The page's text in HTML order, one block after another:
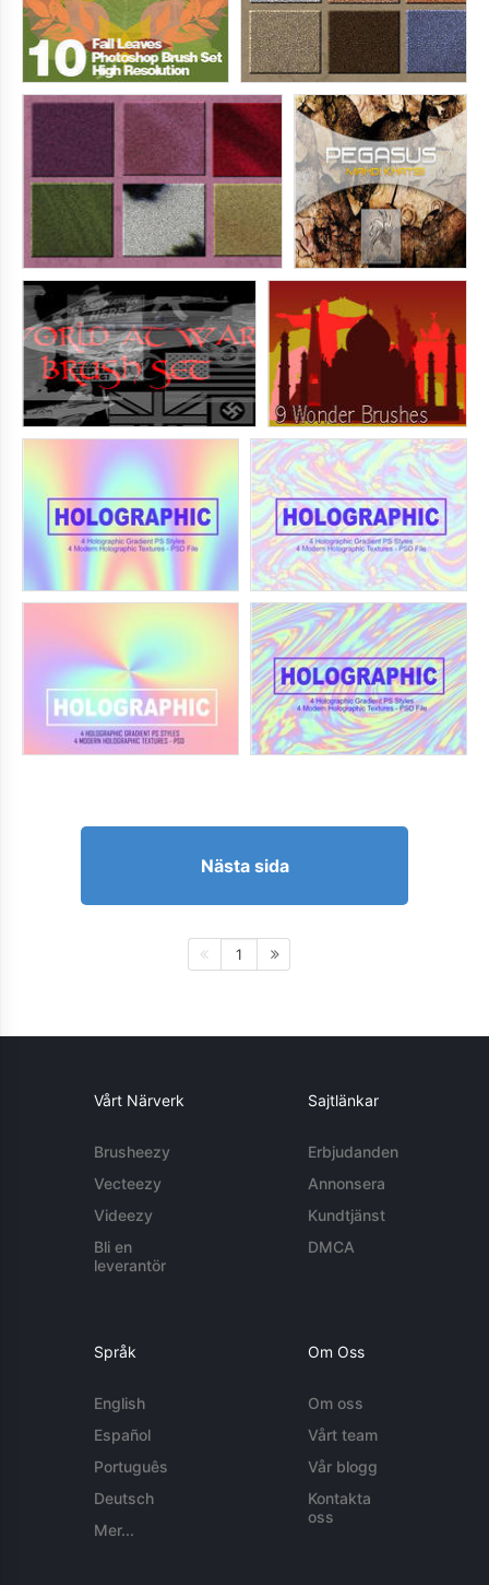
Nästa sida
1
Vårt Närverk
Brusheezy
Vecteezy
Videezy
Bli en
leverantör
Sajtlänkar
Erbjudanden
Annonsera
Kundtjänst
DMCA
Språk
English
Español
Português
Deutsch
Mer...
Om Oss
Om oss
Vårt team
Vår blogg
Kontakta
oss